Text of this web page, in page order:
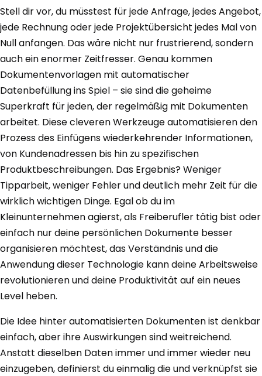
Stell dir vor, du müsstest für jede Anfrage, jedes Angebot,
jede Rechnung oder jede Projektübersicht jedes Mal von
Null anfangen. Das wäre nicht nur frustrierend, sondern
auch ein enormer Zeitfresser. Genau kommen
Dokumentenvorlagen mit automatischer
Datenbefüllung ins Spiel – sie sind die geheime
Superkraft für jeden, der regelmäßig mit Dokumenten
arbeitet. Diese cleveren Werkzeuge automatisieren den
Prozess des Einfügens wiederkehrender Informationen,
von Kundenadressen bis hin zu spezifischen
Produktbeschreibungen. Das Ergebnis? Weniger
Tipparbeit, weniger Fehler und deutlich mehr Zeit für die
wirklich wichtigen Dinge. Egal ob du im
Kleinunternehmen agierst, als Freiberufler tätig bist oder
einfach nur deine persönlichen Dokumente besser
organisieren möchtest, das Verständnis und die
Anwendung dieser Technologie kann deine Arbeitsweise
revolutionieren und deine Produktivität auf ein neues
Level heben.
Die Idee hinter automatisierten Dokumenten ist denkbar
einfach, aber ihre Auswirkungen sind weitreichend.
Anstatt dieselben Daten immer und immer wieder neu
einzugeben, definierst du einmalig die und verknüpfst sie